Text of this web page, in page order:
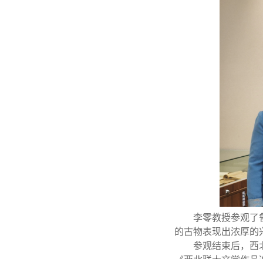
李零教授参观了
的古物表现出浓厚的
参观结束后，西